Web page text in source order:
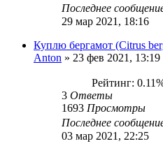
Последнее
29 мар 2021, 18:16
Куплю бергамот (Citrus
Anton » 23 фев 2021, 13:19
Рейтинг:
3 Ответы
1693 Просмотры
Последнее
03 мар 2021, 22:25